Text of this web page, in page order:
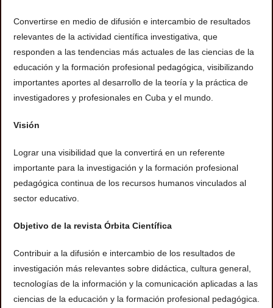
Convertirse en medio de difusión e intercambio de resultados
relevantes de la actividad científica investigativa, que
responden a las tendencias más actuales de las ciencias de la
educación y la formación profesional pedagógica, visibilizando
importantes aportes al desarrollo de la teoría y la práctica de
investigadores y profesionales en Cuba y el mundo.
Visión
Lograr una visibilidad que la convertirá en un referente
importante para la investigación y la formación profesional
pedagógica continua de los recursos humanos vinculados al
sector educativo.
Objetivo de la revista Órbita Científica
Contribuir a la difusión e intercambio de los resultados de
investigación más relevantes sobre didáctica, cultura general,
tecnologías de la información y la comunicación aplicadas a las
ciencias de la educación y la formación profesional pedagógica.